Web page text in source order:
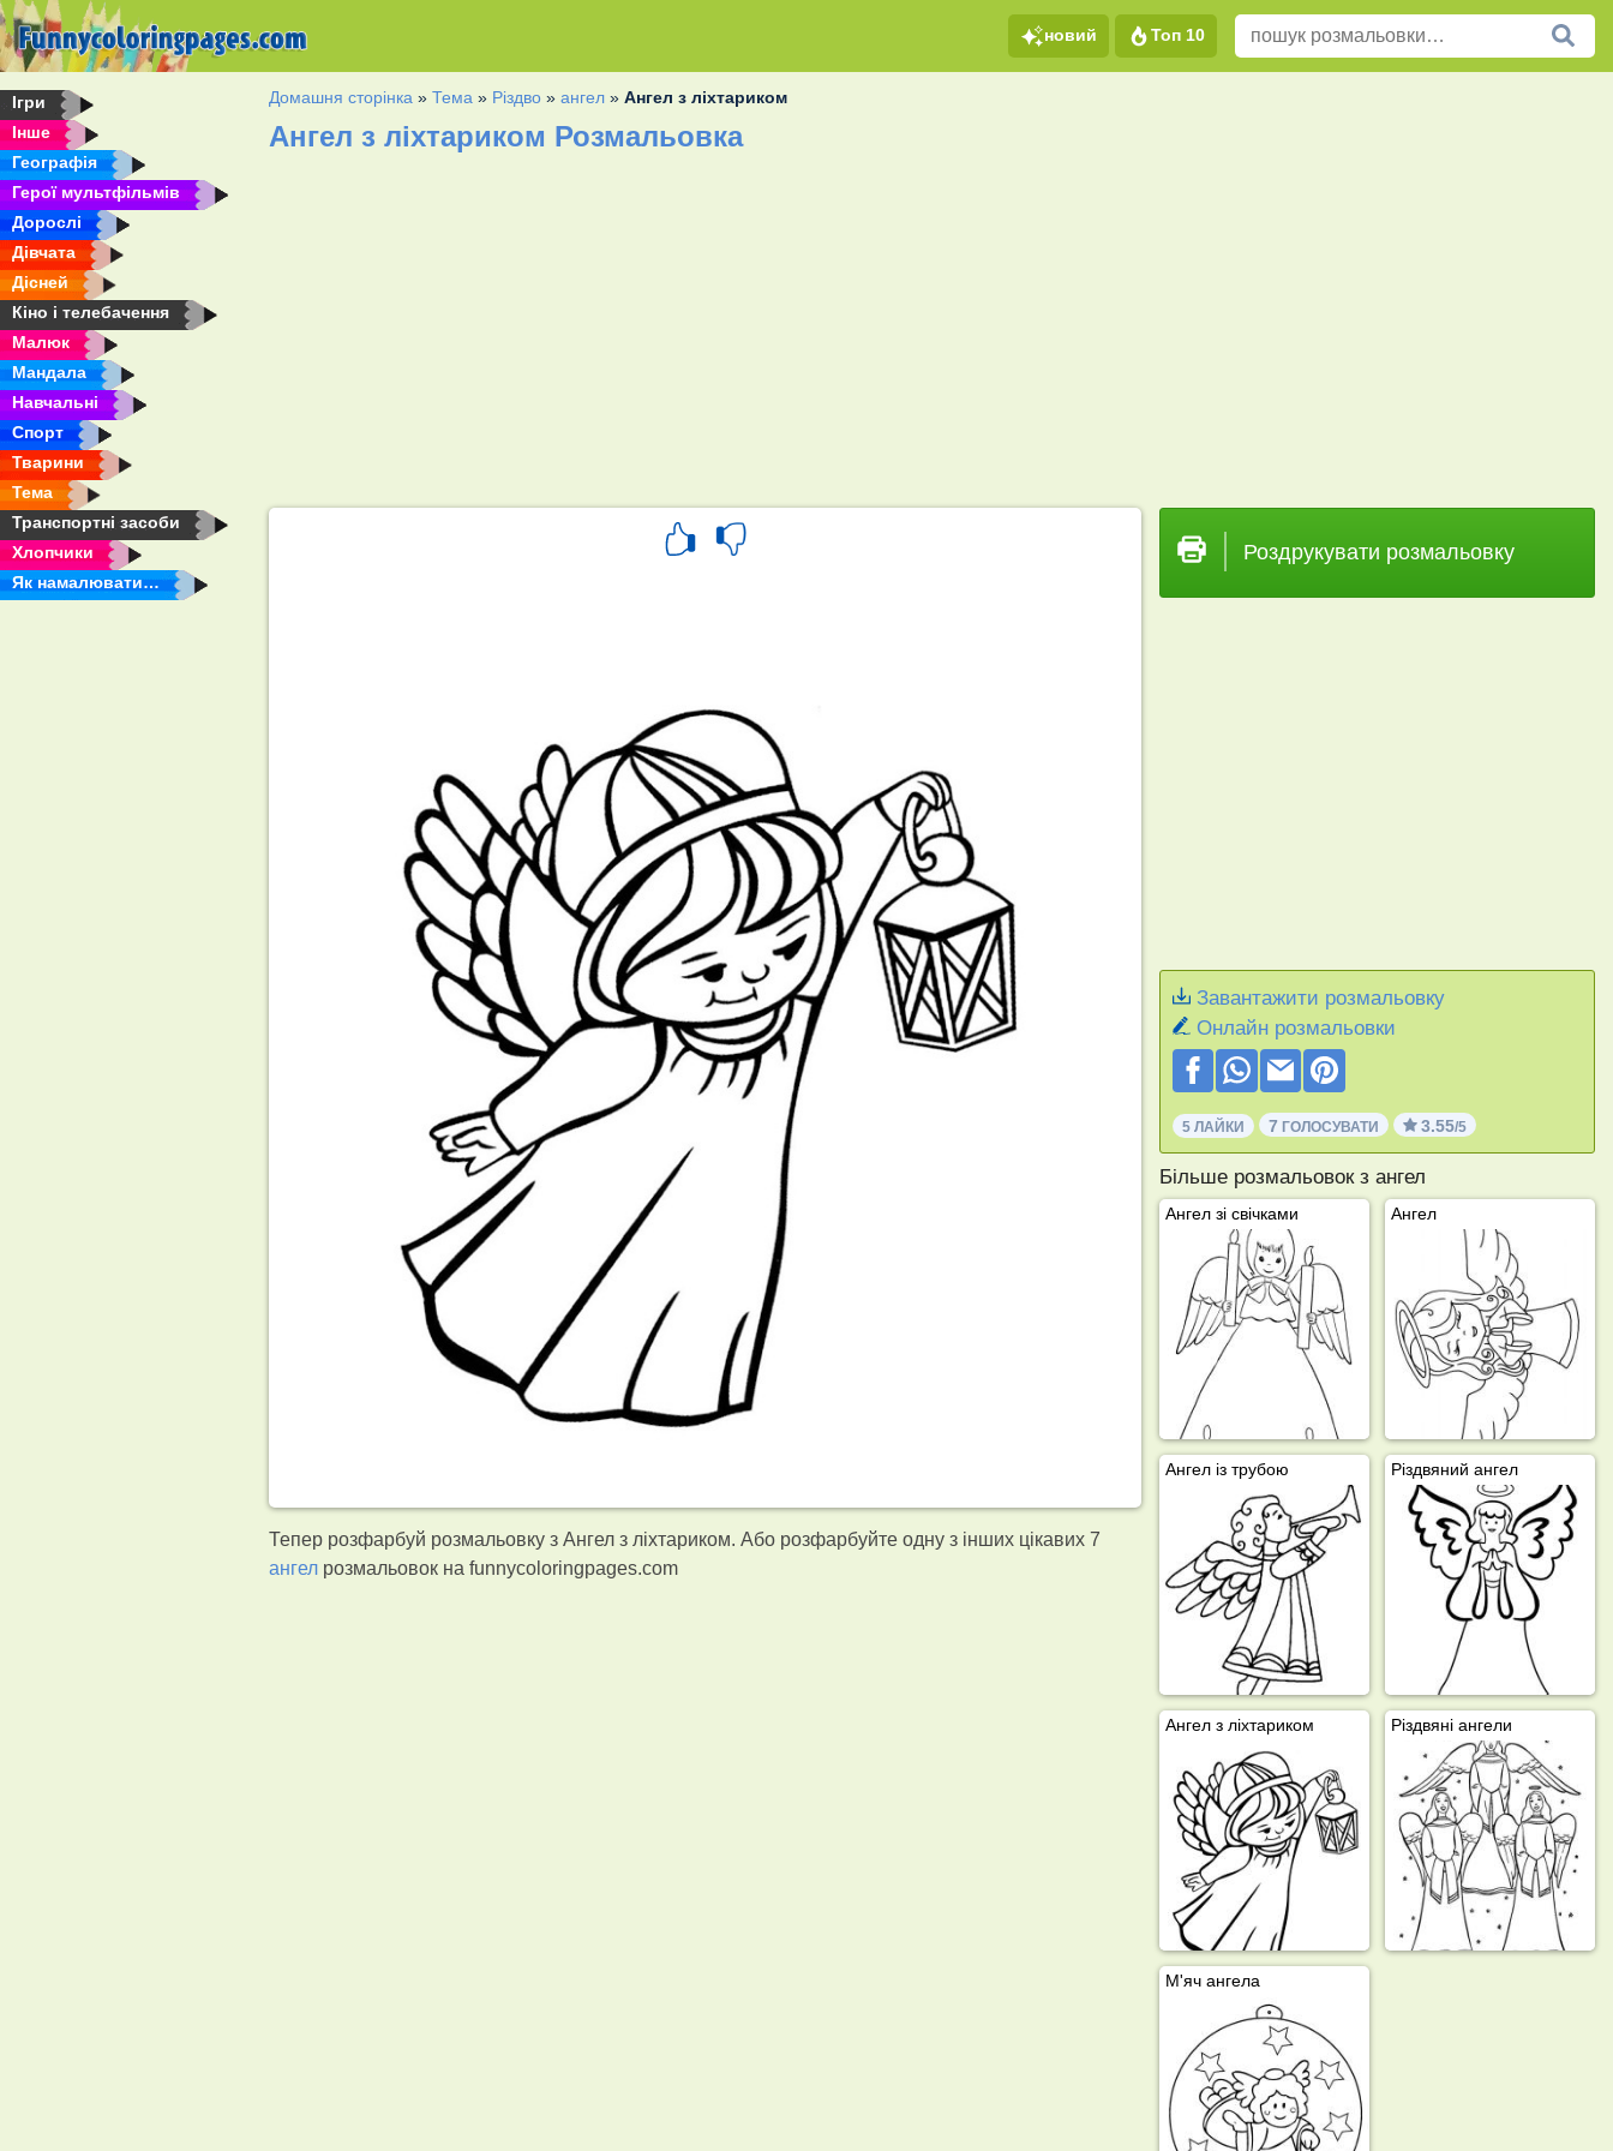
новий Топ 10
Ігри
Інше
Географія
Герої мультфільмів
Дорослі
Дівчата
Дісней
Кіно і телебачення
Малюк
Мандала
Навчальні
Спорт
Тварини
Тема
Транспортні засоби
Хлопчики
Як намалювати…
Домашня сторінка »Тема » Різдво »ангел »Ангел з ліхтариком
Ангел з ліхтариком Розмальовка
Тепер розфарбуй розмальовку з Ангел з ліхтариком. Або розфарбуйте одну з інших цікавих 7
ангел розмальовок на funnycoloringpages.com
Роздрукувати розмальовку
Завантажити розмальовку
Онлайн розмальовки
5 ЛАЙКИ 7 ГОЛОСУВАТИ 3.55/5
Більше розмальовок з ангел
Ангел зі свічками Ангел
Ангел із трубою Різдвяний ангел
Ангел з ліхтариком Різдвяні ангели
М'яч ангела